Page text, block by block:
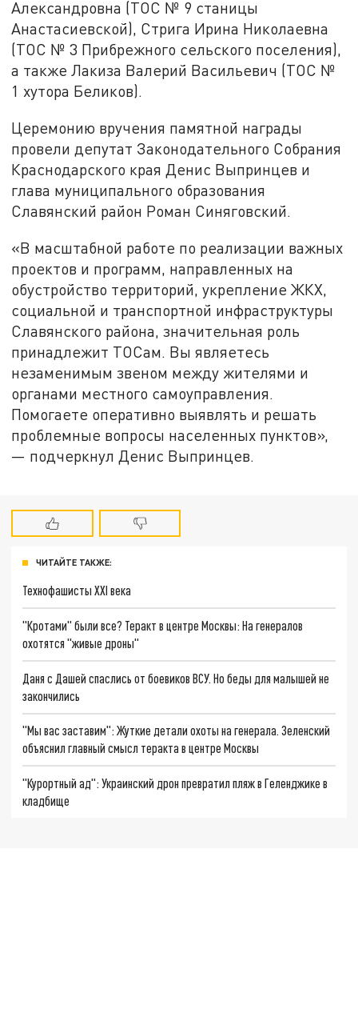
Александровна (ТОС № 9 станицы
Анастасиевской), Стрига Ирина Николаевна
(ТОС № 3 Прибрежного сельского поселения),
а также Лакиза Валерий Васильевич (ТОС №
1 хутора Беликов).
Церемонию вручения памятной награды
провели депутат Законодательного Собрания
Краснодарского края Денис Выпринцев и
глава муниципального образования
Славянский район Роман Синяговский.
«В масштабной работе по реализации важных
проектов и программ, направленных на
обустройство территорий, укрепление ЖКХ,
социальной и транспортной инфраструктуры
Славянского района, значительная роль
принадлежит ТОСам. Вы являетесь
незаменимым звеном между жителями и
органами местного самоуправления.
Помогаете оперативно выявлять и решать
проблемные вопросы населенных пунктов»,
— подчеркнул Денис Выпринцев.
ЧИТАЙТЕ ТАКЖЕ:
Технофашисты XXI века
"Кротами" были все? Теракт в центре Москвы: На генералов
охотятся "живые дроны"
Даня с Дашей спаслись от боевиков ВСУ. Но беды для малышей не
закончились
"Мы вас заставим": Жуткие детали охоты на генерала. Зеленский
объяснил главный смысл теракта в центре Москвы
"Курортный ад": Украинский дрон превратил пляж в Геленджике в
кладбище